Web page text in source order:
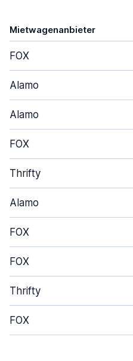
Mietwagenanbieter
FOX
Alamo
Alamo
FOX
Thrifty
Alamo
FOX
FOX
Thrifty
FOX